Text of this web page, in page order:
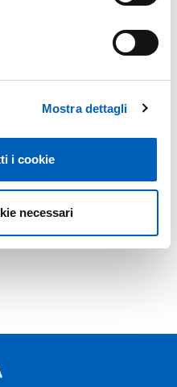
Mostra dettagli
i cookie
necessari